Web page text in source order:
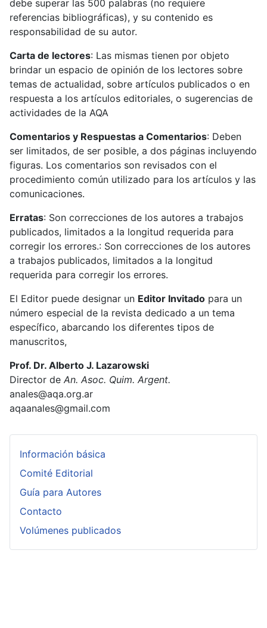
Información básica
Comité Editorial
Guía para Autores
Contacto
Volúmenes publicados
debe superar las 500 palabras (no requiere
referencias bibliográficas), y su contenido es
responsabilidad de su autor.
Carta de lectores: Las mismas tienen por objeto
brindar un espacio de opinión de los lectores sobre
temas de actualidad, sobre artículos publicados o en
respuesta a los artículos editoriales, o sugerencias de
actividades de la AQA
Comentarios y Respuestas a Comentarios: Deben
ser limitados, de ser posible, a dos páginas incluyendo
figuras. Los comentarios son revisados con el
procedimiento común utilizado para los artículos y las
comunicaciones.
Erratas: Son correcciones de los autores a trabajos
publicados, limitados a la longitud requerida para
corregir los errores.: Son correcciones de los autores
a trabajos publicados, limitados a la longitud
requerida para corregir los errores.
El Editor puede designar un Editor Invitado para un
número especial de la revista dedicado a un tema
específico, abarcando los diferentes tipos de
manuscritos,
Prof. Dr. Alberto J. Lazarowski
Director de An. Asoc. Quim. Argent.
anales@aqa.org.ar
aqaanales@gmail.com